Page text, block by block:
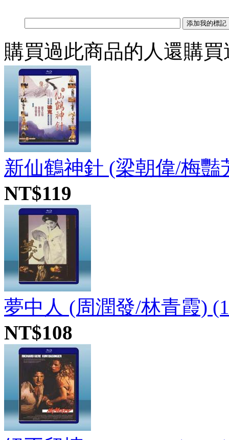
購買過此商品的人還購買
新仙鶴神針 (梁朝偉/梅豔
NT$119
夢中人 (周潤發/林青霞)
NT$108